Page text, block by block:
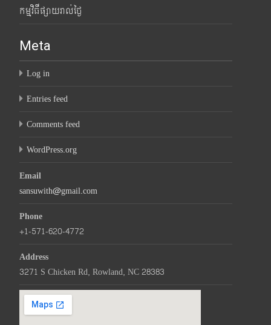
កម្មវិធីផ្សាយរាល់ថ្ងៃ
Meta
Log in
Entries feed
Comments feed
WordPress.org
Email
sansuwith@gmail.com
Phone
+1-571-620-4772
Address
3271 S Chicken Rd, Rowland, NC 28383